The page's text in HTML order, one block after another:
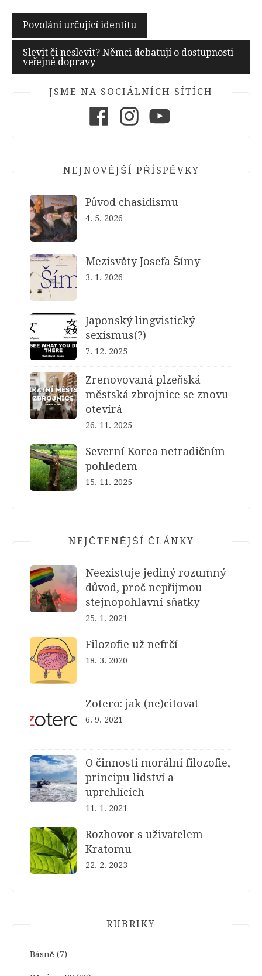
Navigace
pro
příspěvek
Povolání určující identitu
Slevit či neslevit? Němci debatují o dostupnosti
veřejné dopravy
JSME NA SOCIÁLNÍCH SÍTÍCH
NEJNOVĚJŠÍ PŘÍSPĚVKY
Původ chasidismu
4. 5. 2026
Mezisvěty Josefa Šímy
3. 1. 2026
Japonský lingvistický
sexismus(?)
7. 12. 2025
Zrenovovaná plzeňská
městská zbrojnice se znovu
otevírá
26. 11. 2025
Severní Korea netradičním
pohledem
15. 11. 2025
NEJČTENĚJŠÍ ČLÁNKY
Neexistuje jediný rozumný
důvod, proč nepřijmou
stejnopohlavní sňatky
25. 1. 2021
Filozofie už nefrčí
18. 3. 2020
Zotero: jak (ne)citovat
6. 9. 2021
O činnosti morální filozofie,
principu lidství a
uprchlících
11. 1. 2021
Rozhovor s uživatelem
Kratomu
22. 2. 2023
RUBRIKY
Básně (7)